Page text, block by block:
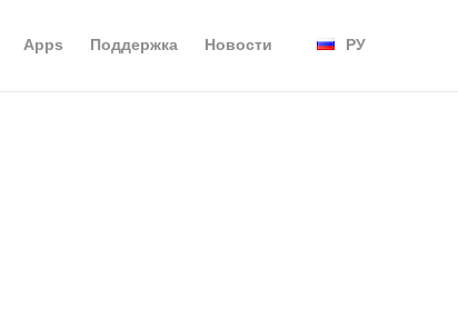
Apps Поддержка Новости РУ